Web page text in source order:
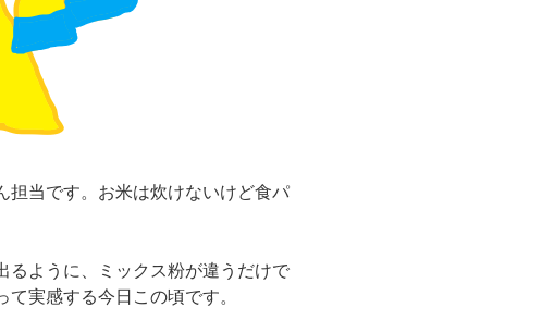
担当です。お米は炊けないけど食パ
るように、ミックス粉が違うだけで
実感する今日この頃です。